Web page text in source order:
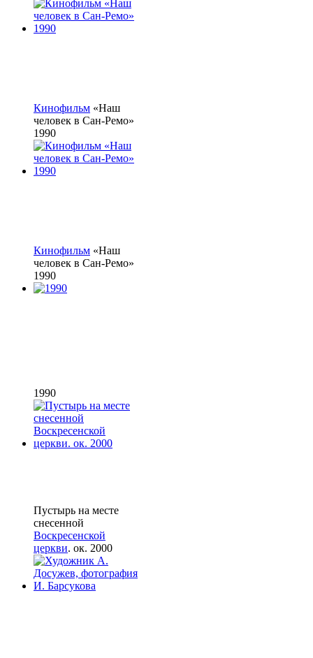
Кинофильм «Наш
человек в Сан-Ремо»
1990
Кинофильм «Наш
человек в Сан-Ремо»
1990
1990
Пустырь на месте
снесенной
Воскресенской
церкви. ок. 2000